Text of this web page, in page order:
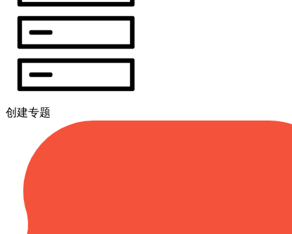
创建专题